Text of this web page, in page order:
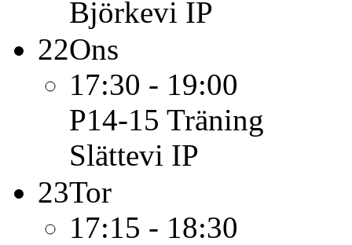
Björkevi IP
22Ons
17:30 - 19:00
P14-15 Träning
Slättevi IP
23Tor
17:15 - 18:30